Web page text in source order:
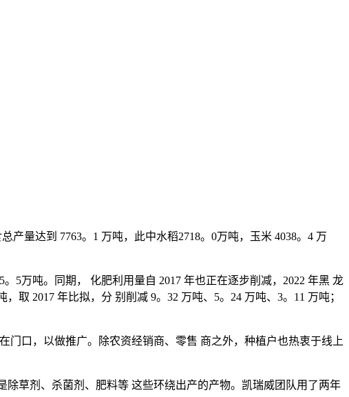
量达到 7763。1 万吨，此中水稻2718。0万吨，玉米 4038。4 万
万吨。同期， 化肥利用量自 2017 年也正在逐步削减，2022 年黑 龙
取 2017 年比拟，分 别削减 9。32 万吨、5。24 万吨、3。11 万吨；
口，以做推广。除农资经销商、零售 商之外，种植户也热衷于线上
草剂、杀菌剂、肥料等 这些环绕出产的产物。凯瑞威团队用了两年